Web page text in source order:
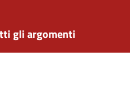
gli argomenti